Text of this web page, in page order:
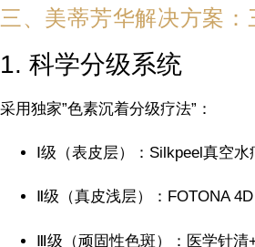
三、美蒂芳华解决方案
1. 科学分级系统
采用独家”色素沉着分级疗法”：
Ⅰ级（表皮层）：Silkpeel真空
Ⅱ级（真皮浅层）：FOTONA
Ⅲ级（顽固性色斑）：医学针清